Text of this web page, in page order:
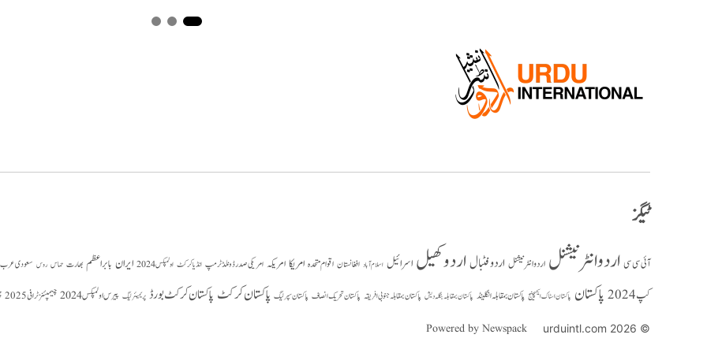
ٹیگز
آئی سی سی اردو انٹرنیشنل اردو انٹر نیشنل اردو فٹبالاردو کھیل اسرائیل اسلام آباد افغانستان اقوام متحدہ امریکاامریکہ امریکی صدر ڈونلڈ ٹرمپ انڈیا کرکٹ اولمپکس 2024 ایران بابر اعظم بھارت حماس روس سعودی عرب
کپ 2024
پاکستان پاکستان اسٹاک ایکسچینج پاکستان بمقابلہ انگلینڈ پاکستان بمقابلہ بنگلہ دیش پاکستان بمقابلہ جنوبی افریقہ پاکستان تحریک انصاف پاکستان سپر لیگ پاکستان کرکٹ پاکستان کرکٹ بورڈ پریمیئر لیگ پیرس اولمپکس 2024 چیمپئنز ٹرافی 2025
© 2026 urduintl.com
Powered by Newspack